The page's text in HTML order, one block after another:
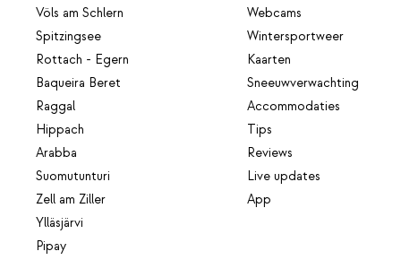
Völs am Schlern
Spitzingsee
Rottach - Egern
Baqueira Beret
Raggal
Hippach
Arabba
Suomutunturi
Zell am Ziller
Ylläsjärvi
Pipay
Webcams
Wintersportweer
Kaarten
Sneeuwverwachting
Accommodaties
Tips
Reviews
Live updates
App